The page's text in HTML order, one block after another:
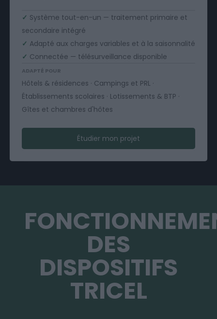
✓ Système tout-en-un — traitement primaire et
secondaire intégré
✓ Adapté aux charges variables et à la saisonnalité
✓ Connectée — télésurveillance disponible
ADAPTÉ POUR
Hôtels & résidences · Campings et PRL ·
Établissements scolaires · Lotissements & BTP ·
Gîtes et chambres d'hôtes
Étudier mon projet
DES
DISPOSITIFS
TRICEL